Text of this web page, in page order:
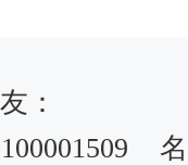
：